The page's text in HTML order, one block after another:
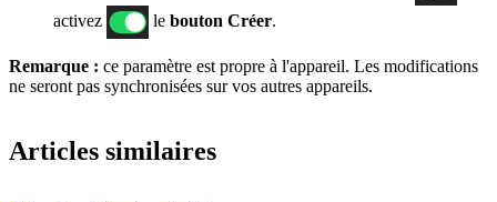
activez
le bouton Créer.
Remarque : ce paramètre est propre à l'appareil. Les modifications
ne seront pas synchronisées sur vos autres appareils.
Articles similaires